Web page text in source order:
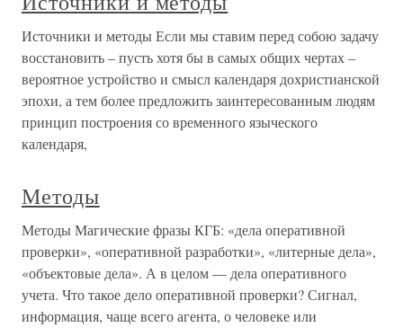
Источники и методы Если мы ставим перед собою задачу
восстановить – пусть хотя бы в самых общих чертах –
вероятное устройство и смысл календаря дохристианской
эпохи, а тем более предложить заинтересованным людям
принцип построения со временного языческого
календаря,
Методы
Методы Магические фразы КГБ: «дела оперативной
проверки», «оперативной разработки», «литерные дела»,
«объектовые дела». А в целом — дела оперативного
учета. Что такое дело оперативной проверки? Сигнал,
информация, чаще всего агента, о человеке или